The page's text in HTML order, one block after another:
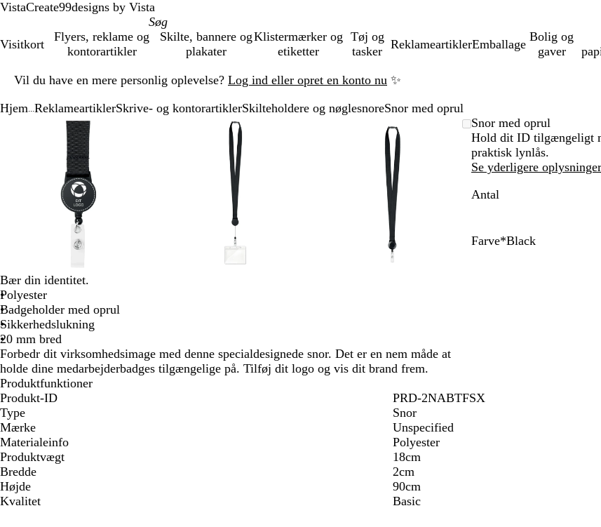
VistaCreate99designs by Vista
Visitkort
Flyers, reklame og
kontorartikler
Skilte, bannere og
plakater
Klistermærker og
etiketter
Tøj og
tasker
ReklameartiklerEmballage
Bolig og
gaver
Vil du have en mere personlig oplevelse? Log ind eller opret en konto nu ✨
1
Hjem ReklameartiklerSkrive- og kontorartiklerSkilteholdere og nøglesnoreSnor med oprul
Zoombart
billede
Zoomet
til
minimum
Klik
for
at
udvide
Brug
tasterne
plus
og
minus
til
at
zoome
og
at
Zoombart
billede
Zoomet
til
minimum
Klik
for
at
udvide
Brug
tasterne
plus
og
minus
til
at
zoome
og
billede
til
minimum
for
at
udvide
tasterne
plus
og
minus
til
at
zoome
og
piletasterne
Snor med oprul
Hold dit ID tilgængeligt
praktisk lynlås.
Se yderligere oplysninger
Antal
Farve*Black
Bær din identitet.
Polyester
Badgeholder med oprul
Sikkerhedslukning
20 mm bred
Forbedr dit virksomhedsimage med denne specialdesignede snor. Det er en nem måde at
holde dine medarbejderbadges tilgængelige på. Tilføj dit logo og vis dit brand frem.
Produktfunktioner
Produkt-ID
PRD-2NABTFSX
Type
Snor
Mærke
Unspecified
Materialeinfo
Polyester
Produktvægt
18cm
Bredde
2cm
Højde
90cm
Kvalitet
Basic